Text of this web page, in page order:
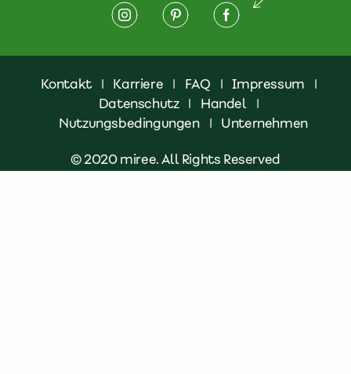
Kontakt | Karriere | FAQ | Impressum
|
Datenschutz | Handel
|
Nutzungsbedingungen
| Unternehmen
© 2020 miree. All Rights Reserved